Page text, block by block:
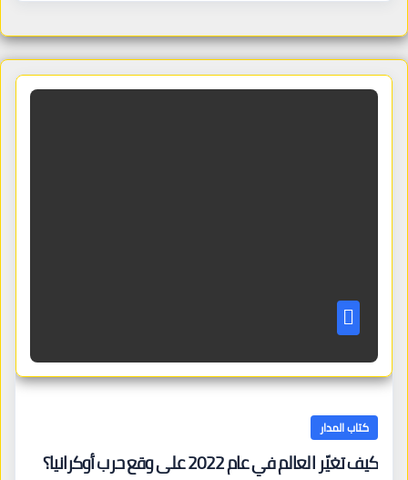
كتاب المدار
كيف تغيّر العالم في عام 2022 على وقع حرب أوكرانيا؟